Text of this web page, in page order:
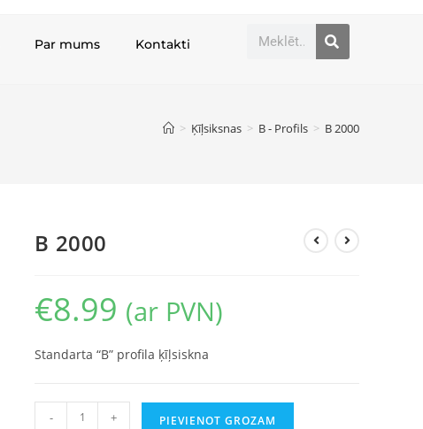
Par mums Kontakti
> Ķīļsiksnas > B - Profils > B 2000
B 2000
€8.99 (ar PVN)
Standarta “B” profila ķīļsiskna
- + PIEVIENOT GROZAM